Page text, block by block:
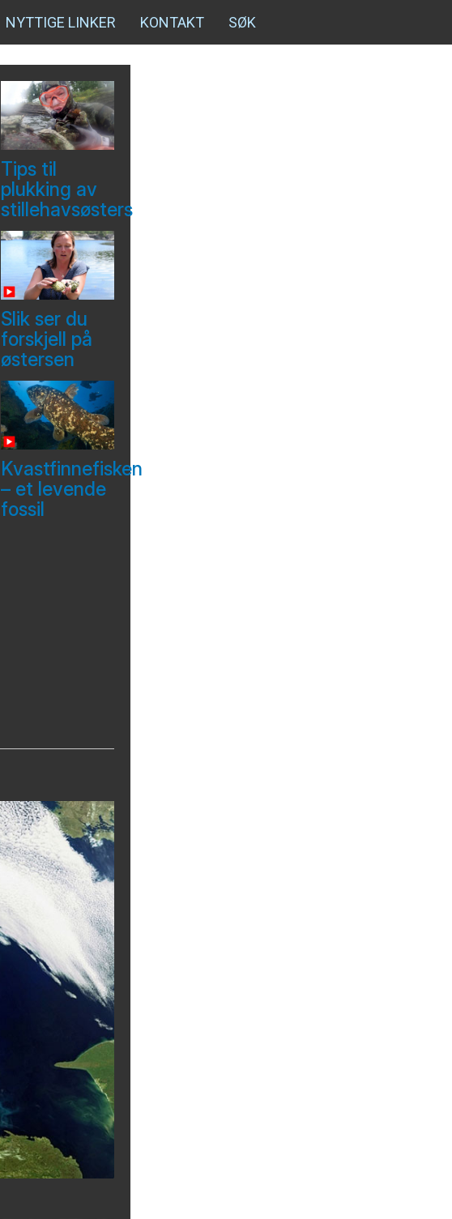
NYTTIGE LINKER KONTAKT SØK
Tips til
plukking av
stillehavsøsters
Slik ser du
forskjell på
østersen
Kvastfinnefisken
– et levende
fossil